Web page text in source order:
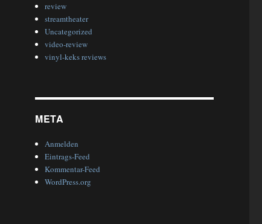
review
streamtheater
Uncategorized
video-review
vinyl-keks reviews
META
Anmelden
Eintrags-Feed
Kommentar-Feed
WordPress.org